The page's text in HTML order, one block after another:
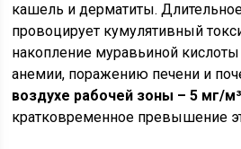
кашель и дерматиты.
провоцирует кумулятивный
накопление муравьиной
анемии, поражению печени и
воздухе рабочей зоны – 5 мг/
кратковременное превышение